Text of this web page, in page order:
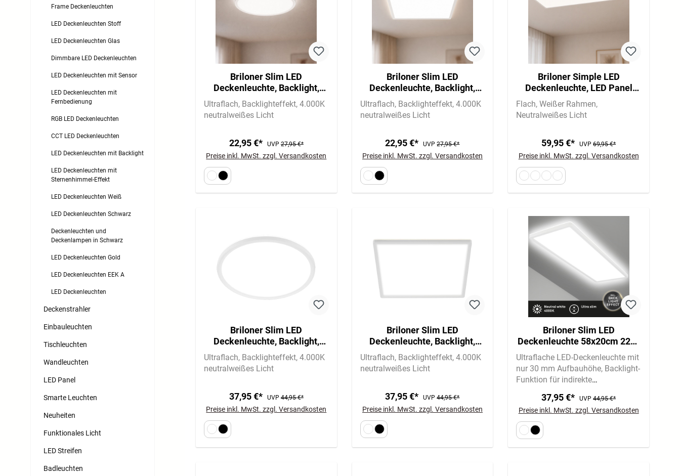
Frame Deckenleuchten
LED Deckenleuchten Stoff
LED Deckenleuchten Glas
Dimmbare LED Deckenleuchten
LED Deckenleuchten mit Sensor
LED Deckenleuchten mit
Fernbedienung
RGB LED Deckenleuchten
CCT LED Deckenleuchten
LED Deckenleuchten mit Backlight
LED Deckenleuchten mit
Sternenhimmel-Effekt
LED Deckenleuchten Weiß
LED Deckenleuchten Schwarz
Deckenleuchten und
Deckenlampen in Schwarz
LED Deckenleuchten Gold
LED Deckenleuchten EEK A
LED Deckenleuchten
Deckenstrahler
Einbauleuchten
Tischleuchten
Wandleuchten
LED Panel
Smarte Leuchten
Neuheiten
Funktionales Licht
LED Streifen
Badleuchten
Briloner Slim LED
Deckenleuchte, Backlight,
Flach, Rund, 29,3cm, Weiß
Ultraflach Backlighteffekt 4.000K
neutralweißes Licht
22,95 €* UVP27,95 €*
Preise inkl. MwSt. zzgl. Versandkosten
Briloner Slim LED
Deckenleuchte, Backlight,
Flach, Eckig, 29,3x29,3cm,
Weiß
Ultraflach Backlighteffekt 4.000K
neutralweißes Licht
22,95 €* UVP27,95 €*
Preise inkl. MwSt. zzgl. Versandkosten
Briloner Simple LED
Deckenleuchte, LED Panel
Flach, Eckig, 119,5x29,5 cm,
Weiß
Flach Weißer Rahmen
Neutralweißes Licht
59,95 €* UVP69,95 €*
Preise inkl. MwSt. zzgl. Versandkosten
Briloner Slim LED
Deckenleuchte, Backlight,
Flach, Rund, 42cm, Weiß
Ultraflach Backlighteffekt 4.000K
neutralweißes Licht
37,95 €* UVP44,95 €*
Preise inkl. MwSt. zzgl. Versandkosten
Briloner Slim LED
Deckenleuchte, Backlight,
Flach, Eckig, 42x42cm, Weiß
Ultraflach Backlighteffekt 4.000K
neutralweißes Licht
37,95 €* UVP44,95 €*
Preise inkl. MwSt. zzgl. Versandkosten
Briloner Slim LED
Deckenleuchte 58x20cm 22W,
Ultra-Flach, Backlight,
Neutralweiß, Eckig, Weiß
Ultraflache LED-Deckenleuchte mit
nur 30 mm Aufbauhöhe Backlight-
Funktion für indirekte
3.000lm, neutralweißes Licht
(4.000 K) für Arbeitsbereiche
37,95 €* UVP44,95 €*
Preise inkl. MwSt. zzgl. Versandkosten